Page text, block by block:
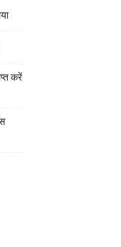
करें